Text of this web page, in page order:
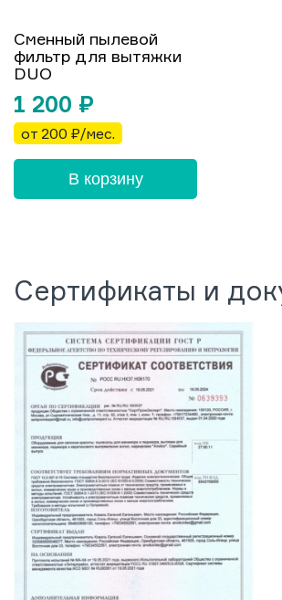
Сменный пылевой
фильтр для вытяжки
DUO
1 200 ₽
от 200 ₽/мес.
В корзину
Сертификаты и